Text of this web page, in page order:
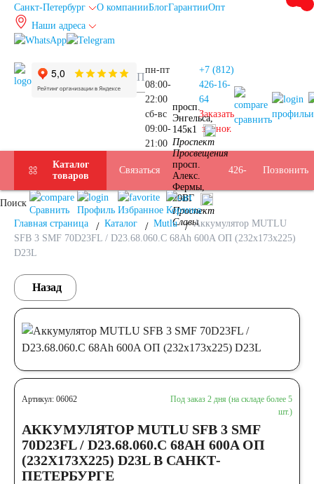
Санкт-Петербург О компанииБлогГарантииОпт
Наши адреса
пн-пт
08:00-
22:00
сб-вс
09:00-
21:00
+7 (812)
426-16-
64
Заказать
звонок
сравнить
профиль
Каталог
товаров
Подбор
АКБ
Услуги
Бренды
Доставка
Оплата
Б/У
АКБ
Контакты
Связаться
Санкт-
Петербург
просп.
Энгельса,
145к1
Проспект
Просвещения
просп.
Алекс.
Фермы,
29ВГ
Проспект
Славы
+7
(812)
426- Позвонить
Поиск
Сравнить Профиль Избранное Корзина
Главная страница
Каталог Mutlu
Аккумулятор MUTLU
SFB 3 SMF 70D23FL / D23.68.060.C 68Ah 600A ОП (232x173x225)
D23L
Назад
Артикул: 06062
Под заказ 2 дня (на складе более 5
шт.)
АККУМУЛЯТОР MUTLU SFB 3 SMF
70D23FL / D23.68.060.C 68AH 600A ОП
(232X173X225) D23L В САНКТ-
ПЕТЕРБУРГЕ